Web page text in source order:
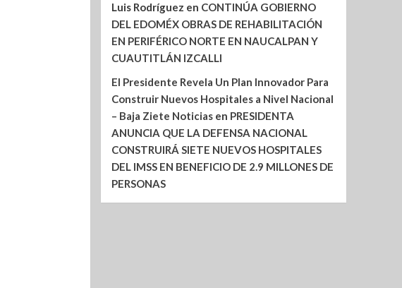
Luis Rodríguez en CONTINÚA GOBIERNO
DEL EDOMÉX OBRAS DE REHABILITACIÓN
EN PERIFÉRICO NORTE EN NAUCALPAN Y
CUAUTITLÁN IZCALLI
El Presidente Revela Un Plan Innovador Para
Construir Nuevos Hospitales a Nivel Nacional
– Baja Ziete Noticiasen PRESIDENTA
ANUNCIA QUE LA DEFENSA NACIONAL
CONSTRUIRÁ SIETE NUEVOS HOSPITALES
DEL IMSS EN BENEFICIO DE 2.9 MILLONES DE
PERSONAS